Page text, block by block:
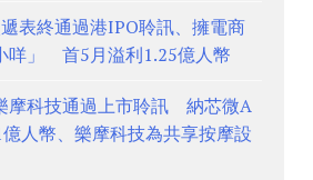
表終通過港IPO聆訊、擁電商
咩」 首5月溢利1.25億人幣
摩科技通過上市聆訊 納芯微A
人幣、樂摩科技為共享按摩設